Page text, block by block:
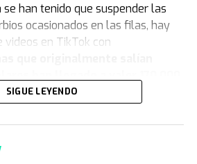
se han tenido que suspender las
ocasionados en las filas, hay
videos en TikTok con
una Labubu, debe saber que se
y cabeza de vinilo. Ojos
SIGUE LEYENDO